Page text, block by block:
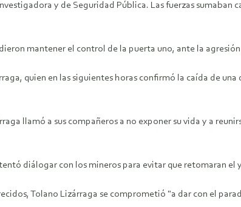
y de Seguridad Pública. Las fuerzas sumaban
mantener el control de la puerta uno, ante la
quien en las siguientes horas confirmó la caída de una
llamó a sus compañeros a no exponer su vida y a
diálogar con los mineros para evitar que retomaran
Tolano Lizárraga se comprometió "a dar con el